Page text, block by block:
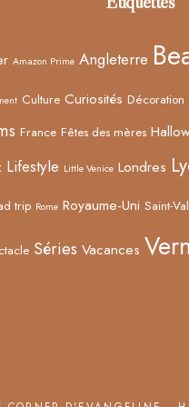
Amazon Prime Angleterre
Culture Curiosités Décoration
France Fêtes des mères
Lifestyle Little Venice Londres
trip Rome Royaume-Uni Saint-
Séries Vacances